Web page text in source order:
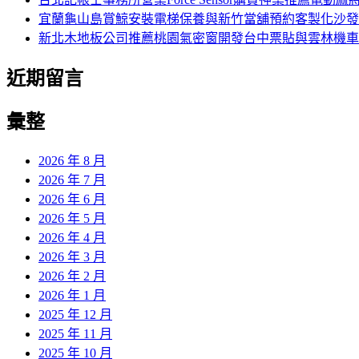
宜蘭龜山島賞鯨安裝電梯保養與新竹當舖預約客製化沙發
新北木地板公司推薦桃園氣密窗開發台中票貼與雲林機
近期留言
彙整
2026 年 8 月
2026 年 7 月
2026 年 6 月
2026 年 5 月
2026 年 4 月
2026 年 3 月
2026 年 2 月
2026 年 1 月
2025 年 12 月
2025 年 11 月
2025 年 10 月